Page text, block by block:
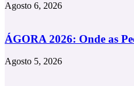
Agosto 6, 2026
ÁGORA 2026: Onde as
Agosto 5, 2026